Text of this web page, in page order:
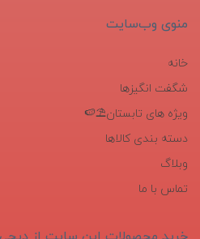
منوی وب‌سایت
خانه
شگفت انگیزها
ویژه های تابستان⛱️🍉
دسته بندی کالاها
وبلاگ
تماس با ما